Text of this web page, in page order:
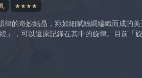
★★★★
律的奇妙結晶，宛如細膩絲綢編織而成的
」，可以還原記錄在其中的旋律。目前「